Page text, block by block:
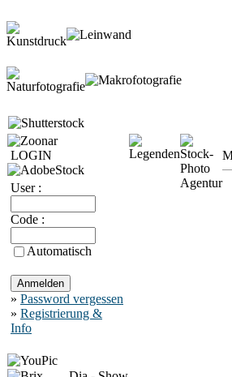
LOGIN
User :
Code :
Automatisch
» Password vergessen
» Registrierung &
Info